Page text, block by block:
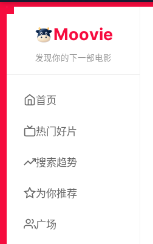
Moovie
发现你的下一部电影
首页
热门好片
搜索趋势
为你推荐
广场